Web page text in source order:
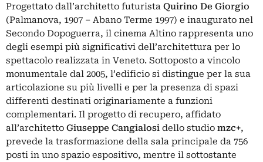
Progettato dall’architetto futurista Quirino De Giorgio
(Palmanova, 1907 – Abano Terme 1997) e inaugurato nel
Secondo Dopoguerra, il cinema Altino rappresenta uno
degli esempi più significativi dell’architettura per lo
spettacolo realizzata in Veneto. Sottoposto a vincolo
monumentale dal 2005, l’edificio si distingue per la sua
articolazione su più livelli e per la presenza di spazi
differenti destinati originariamente a funzioni
complementari. Il progetto di recupero, affidato
all’architetto Giuseppe Cangialosi dello studio mzc+,
prevede la trasformazione della sala principale da 756
posti in uno spazio espositivo, mentre il sottostante